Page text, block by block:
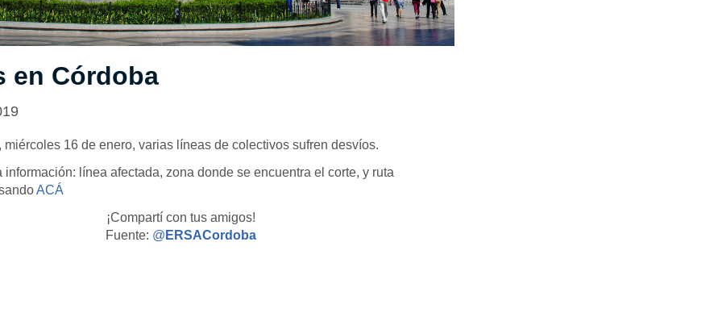
en Córdoba
miércoles 16 de enero, varias líneas de colectivos sufren desvíos.
información: línea afectada, zona donde se encuentra el corte, y ruta
ACÁ
¡Compartí con tus amigos!
Fuente: @ ERSACordoba